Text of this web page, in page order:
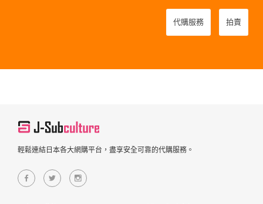
代購服務 拍賣
輕鬆連結日本各大網購平台，盡享安全可靠的代購服務。